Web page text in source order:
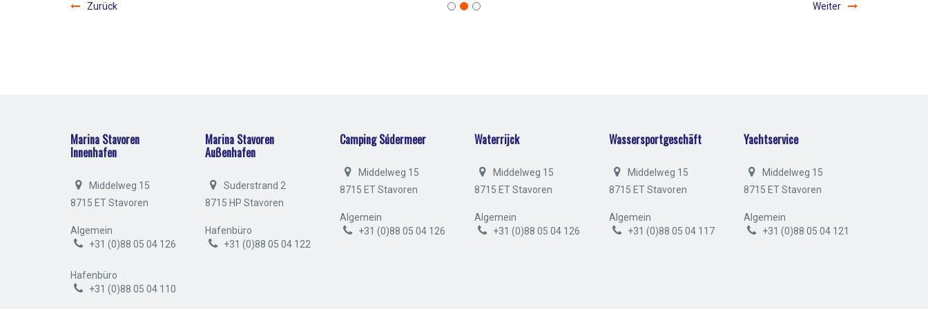
Zurück Weiter
Marina Stavoren
Innenhafen
Middelweg 15
8715 ET Stavoren
Algemein
+31 (0)88 05 04 126
Hafenbüro
+31 (0)88 05 04 110
Marina Stavoren
Außenhafen
Suderstrand 2
8715 HP Stavoren
Hafenbüro
+31 (0)88 05 04 122
Camping Súdermeer
Middelweg 15
8715 ET Stavoren
Algemein
+31 (0)88 05 04 126
Waterrijck
Middelweg 15
8715 ET Stavoren
Algemein
+31 (0)88 05 04 126
Wassersportgeschäft
Middelweg 15
8715 ET Stavoren
Algemein
+31 (0)88 05 04 117
Yachtservice
Middelweg 15
8715 ET Stavoren
Algemein
+31 (0)88 05 04 121